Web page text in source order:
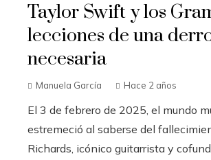
Taylor Swift y los
lecciones de una
necesaria
Manuela García Hace 2 años
El 3 de febrero de 2025, el mundo
estremeció al saberse del
Richards, icónico guitarrista y